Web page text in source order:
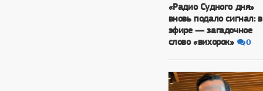
«Радио Судного дня»
вновь подало сигнал: в
эфире — загадочное
слово «вихорок»
0